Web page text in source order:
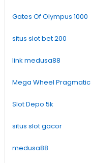
Gates Of Olympus 1000
situs slot bet 200
link medusa88
Mega Wheel Pragmatic
Slot Depo 5k
situs slot gacor
medusa88